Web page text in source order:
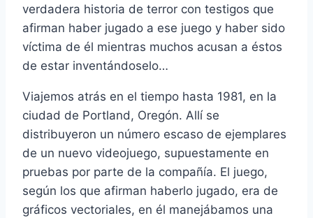
verdadera historia de terror con testigos que
afirman haber jugado a ese juego y haber sido
ví­ctima de él mientras muchos acusan a éstos
de estar inventándoselo…
Viajemos atrás en el tiempo hasta 1981, en la
ciudad de Portland, Oregón. Allí­ se
distribuyeron un número escaso de ejemplares
de un nuevo videojuego, supuestamente en
pruebas por parte de la compañí­a. El juego,
según los que afirman haberlo jugado, era de
gráficos vectoriales, en él manejábamos una